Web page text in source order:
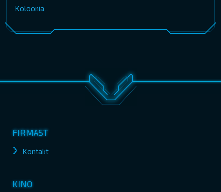
Koloonia
FIRMAST
Kontakt
KINO